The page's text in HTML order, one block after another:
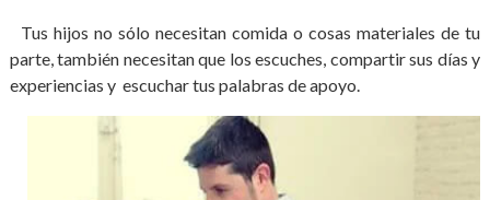
Tus hijos no sólo necesitan comida o cosas materiales de tu
parte, también necesitan que los escuches, compartir sus días y
experiencias y escuchar tus palabras de apoyo.